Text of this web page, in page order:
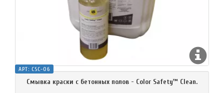
АРТ: CSC-06
Смывка краски с бетонных полов - Color Safety™ Clean.